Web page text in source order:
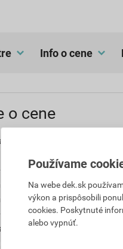
Info o cene
o cene
po zľave 28% z
cena v období 30 dní
porovnávacia cena po
ceny
Používame
Na webe dek.sk
výkon a prispôsobili
cookies. Poskytnuté
alebo vypnúť.